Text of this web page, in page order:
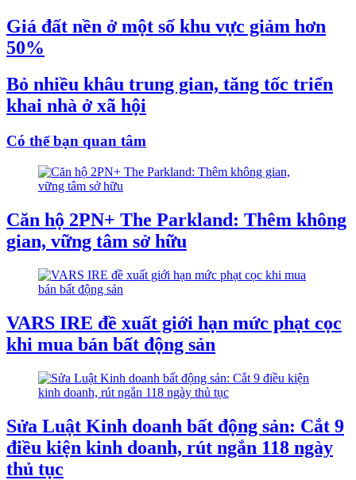
Giá đất nền ở một số khu vực giảm hơn
50%
Bỏ nhiều khâu trung gian, tăng tốc triển
khai nhà ở xã hội
Có thể bạn quan tâm
Căn hộ 2PN+ The Parkland: Thêm không
gian, vững tâm sở hữu
VARS IRE đề xuất giới hạn mức phạt cọc
khi mua bán bất động sản
Sửa Luật Kinh doanh bất động sản: Cắt 9
điều kiện kinh doanh, rút ngắn 118 ngày
thủ tục